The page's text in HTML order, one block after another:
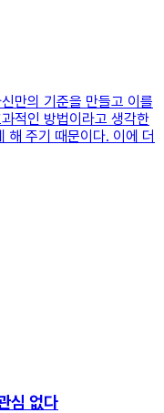
만의 기준을 만들고 이를
적인 방법이라고 생각한
해 주기 때문이다. 이에 더
심 없다